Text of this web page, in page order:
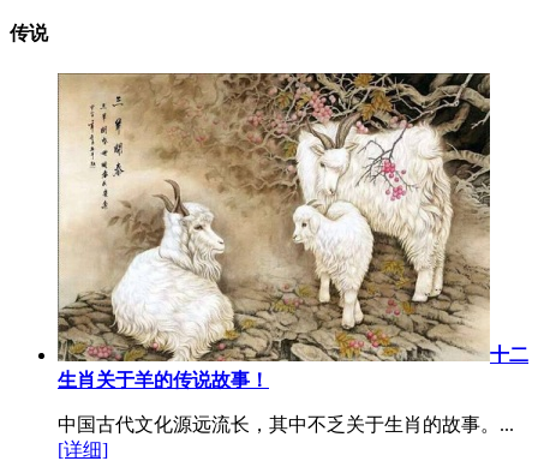
传说
十二
生肖关于羊的传说故事！
中国古代文化源远流长，其中不乏关于生肖的故事。...
[详细]